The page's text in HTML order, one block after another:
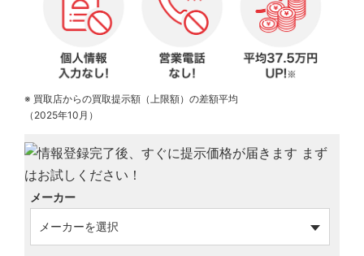
※ 買取店からの買取提示額（上限額）の差額平均
（2025年10月）
メーカー